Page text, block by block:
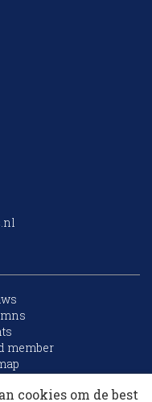
member
cookies om de best